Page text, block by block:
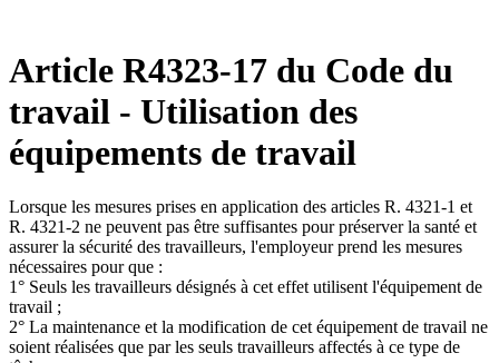
Article R4323-17 du Code du
travail - Utilisation des
équipements de travail
Lorsque les mesures prises en application des articles R. 4321-1 et
R. 4321-2 ne peuvent pas être suffisantes pour préserver la santé et
assurer la sécurité des travailleurs, l'employeur prend les mesures
nécessaires pour que :
1° Seuls les travailleurs désignés à cet effet utilisent l'équipement de
travail ;
2° La maintenance et la modification de cet équipement de travail ne
soient réalisées que par les seuls travailleurs affectés à ce type de